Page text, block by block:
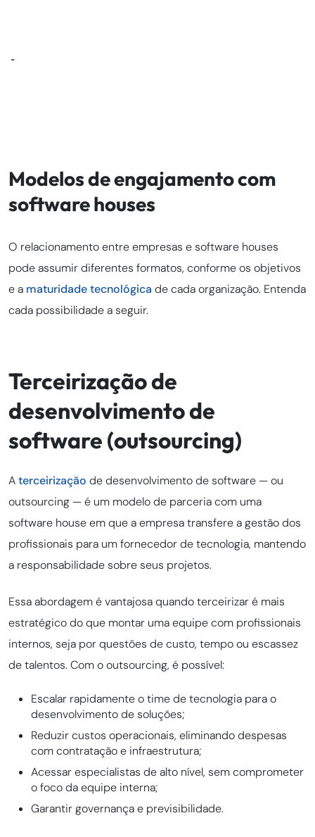
Modelos de engajamento com
software houses
O relacionamento entre empresas e software houses
pode assumir diferentes formatos, conforme os objetivos
e a maturidade tecnológica de cada organização. Entenda
cada possibilidade a seguir.
Terceirização de
desenvolvimento de
software (outsourcing)
Aterceirização de desenvolvimento de software — ou
outsourcing — é um modelo de parceria com uma
software house em que a empresa transfere a gestão dos
profissionais para um fornecedor de tecnologia, mantendo
a responsabilidade sobre seus projetos.
Essa abordagem é vantajosa quando terceirizar é mais
estratégico do que montar uma equipe com profissionais
internos, seja por questões de custo, tempo ou escassez
de talentos. Com o outsourcing, é possível:
Escalar rapidamente o time de tecnologia para o
desenvolvimento de soluções;
Reduzir custos operacionais, eliminando despesas
com contratação e infraestrutura;
Acessar especialistas de alto nível, sem comprometer
o foco da equipe interna;
Garantir governança e previsibilidade.